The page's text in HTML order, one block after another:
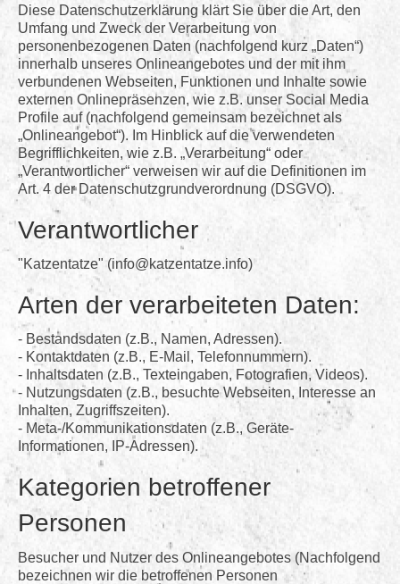
Freunde
Gästebuch
Login
Kontakt
Diese Datenschutzerklärung klärt Sie über die Art, den
Umfang und Zweck der Verarbeitung von
personenbezogenen Daten (nachfolgend kurz „Daten“)
innerhalb unseres Onlineangebotes und der mit ihm
verbundenen Webseiten, Funktionen und Inhalte sowie
externen Onlinepräsenzen, wie z.B. unser Social Media
Profile auf (nachfolgend gemeinsam bezeichnet als
„Onlineangebot“). Im Hinblick auf die verwendeten
Begrifflichkeiten, wie z.B. „Verarbeitung“ oder
„Verantwortlicher“ verweisen wir auf die Definitionen im
Art. 4 der Datenschutzgrundverordnung (DSGVO).
Verantwortlicher
"Katzentatze" (info@katzentatze.info)
Arten der verarbeiteten Daten:
- Bestandsdaten (z.B., Namen, Adressen).
- Kontaktdaten (z.B., E-Mail, Telefonnummern).
- Inhaltsdaten (z.B., Texteingaben, Fotografien, Videos).
- Nutzungsdaten (z.B., besuchte Webseiten, Interesse an
Inhalten, Zugriffszeiten).
- Meta-/Kommunikationsdaten (z.B., Geräte-
Informationen, IP-Adressen).
Kategorien betroffener
Personen
Besucher und Nutzer des Onlineangebotes (Nachfolgend
bezeichnen wir die betroffenen Personen